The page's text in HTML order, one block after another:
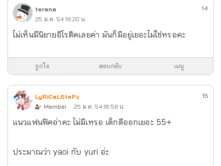
terana
25 ม.ค. 54 16:20 น.
14
ไม่เห็นมีนิยายอีโรติคเลยค่า มันก็มีอยู่เยอะไม่ใช่หรอคะ
ถูกใจ ตอบกลับ เมนู
LyRiCaLStePz
Member
25 ม.ค. 54 19:56 น.
15
แนวแฟนฟิคอ่าคะ ไม่มีเหรอ เด็กดีออกเยอะ 55+
ประมาณว่า yaoi กับ yuri อ่ะ